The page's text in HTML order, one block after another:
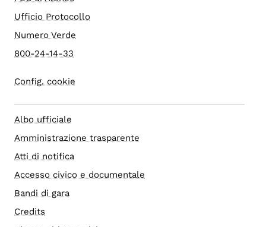
Ufficio Protocollo
Numero Verde
800-24-14-33
Config. cookie
Albo ufficiale
Amministrazione trasparente
Atti di notifica
Accesso civico e documentale
Bandi di gara
Credits